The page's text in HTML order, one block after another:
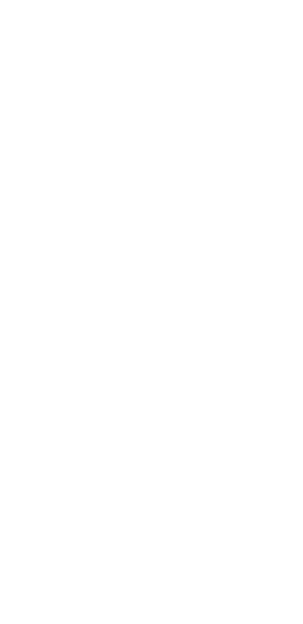
के स्टाल पर अपनी पुस्तक को
श्री हनुमानजी का
कहां चला गया पुलिस के